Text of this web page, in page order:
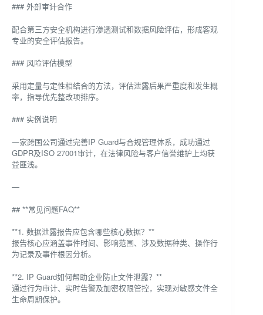
### 外部审计合作
配合第三方安全机构进行渗透测试和数据风险评估，形成客观
专业的安全评估报告。
### 风险评估模型
采用定量与定性相结合的方法，评估泄露后果严重度和发生概
率，指导优先整改项排序。
### 实例说明
一家跨国公司通过完善IP Guard与合规管理体系，成功通过
GDPR及ISO 27001审计，在法律风险与客户信誉维护上均获
益匪浅。
—
## **常见问题FAQ**
**1. 数据泄露报告应包含哪些核心数据？**
报告核心应涵盖事件时间、影响范围、涉及数据种类、操作行
为记录及事件根因分析。
**2. IP Guard如何帮助企业防止文件泄露？**
通过行为审计、实时告警及加密权限管控，实现对敏感文件全
生命周期保护。